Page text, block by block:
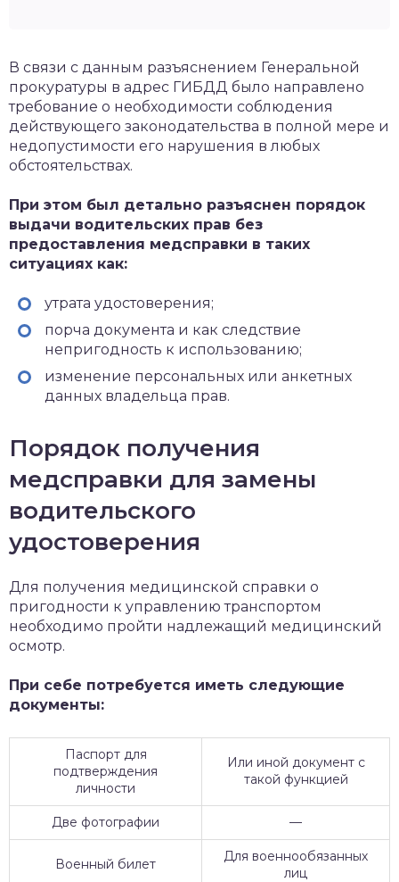
В связи с данным разъяснением Генеральной
прокуратуры в адрес ГИБДД было направлено
требование о необходимости соблюдения
действующего законодательства в полной мере и
недопустимости его нарушения в любых
обстоятельствах.
При этом был детально разъяснен порядок
выдачи водительских прав без
предоставления медсправки в таких
ситуациях как:
утрата удостоверения;
порча документа и как следствие
непригодность к использованию;
изменение персональных или анкетных
данных владельца прав.
Порядок получения
медсправки для замены
водительского
удостоверения
Для получения медицинской справки о
пригодности к управлению транспортом
необходимо пройти надлежащий медицинский
осмотр.
При себе потребуется иметь следующие
документы:
Паспорт для
подтверждения
личности
Или иной документ с
такой функцией
Две фотографии —
Военный билет
Для военнообязанных
лиц